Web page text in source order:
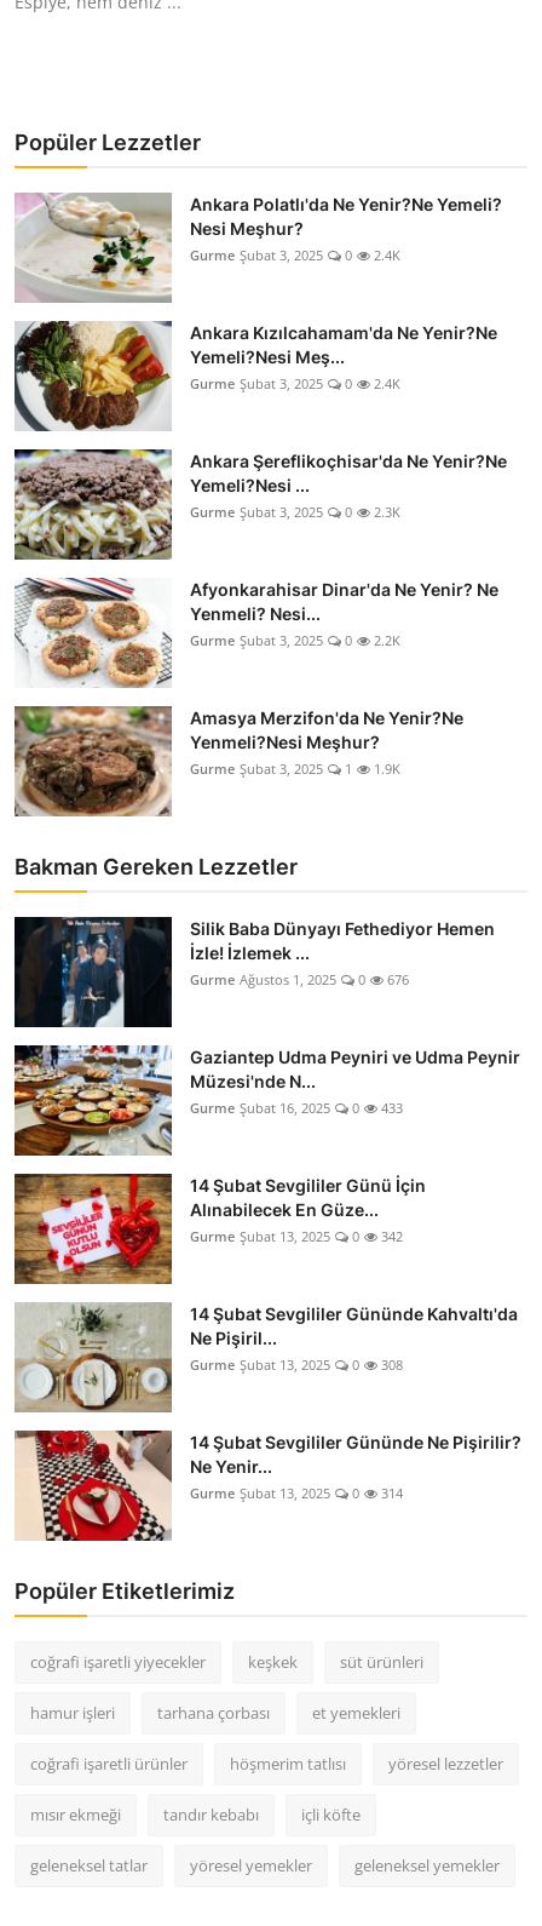
Popüler Lezzetler
Ankara Polatlı'da Ne Yenir?Ne Yemeli?
Nesi Meşhur?
Gurme Şubat 3, 2025 0 2.4K
Ankara Kızılcahamam'da Ne Yenir?Ne
Yemeli?Nesi Meş...
Gurme Şubat 3, 2025 0 2.4K
Ankara Şereflikoçhisar'da Ne Yenir?Ne
Yemeli?Nesi ...
Gurme Şubat 3, 2025 0 2.3K
Afyonkarahisar Dinar'da Ne Yenir? Ne
Yenmeli? Nesi...
Gurme Şubat 3, 2025 0 2.2K
Amasya Merzifon'da Ne Yenir?Ne
Yenmeli?Nesi Meşhur?
Gurme Şubat 3, 2025 1 1.9K
Bakman Gereken Lezzetler
Silik Baba Dünyayı Fethediyor Hemen
İzle! İzlemek ...
Gurme Ağustos 1, 2025 0 676
Gaziantep Udma Peyniri ve Udma Peynir
Müzesi'nde N...
Gurme Şubat 16, 2025 0 433
14 Şubat Sevgililer Günü İçin
Alınabilecek En Güze...
Gurme Şubat 13, 2025 0 342
14 Şubat Sevgililer Gününde Kahvaltı'da
Ne Pişiril...
Gurme Şubat 13, 2025 0 308
14 Şubat Sevgililer Gününde Ne Pişirilir?
Ne Yenir...
Gurme Şubat 13, 2025 0 314
Popüler Etiketlerimiz
coğrafi işaretli yiyecekler keşkek süt ürünleri
hamur işleri tarhana çorbası et yemekleri
coğrafi işaretli ürünler höşmerim tatlısı yöresel lezzetler
mısır ekmeği tandır kebabı içli köfte
geleneksel tatlar yöresel yemekler geleneksel yemekler